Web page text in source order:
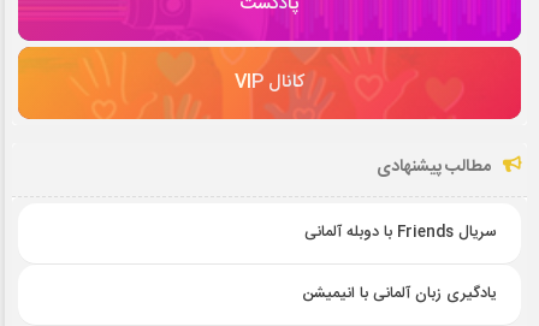
کانال VIP
مطالب پیشنهادی
سریال Friends با دوبله آلمانی
یادگیری زبان آلمانی با انیمیشن